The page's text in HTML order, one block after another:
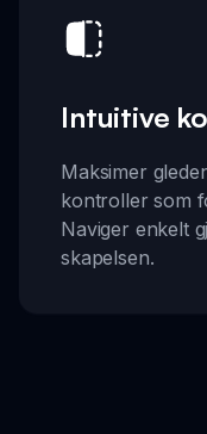
Intuitive
Maksimer
kontroller som
Naviger enkelt
skapelsen.